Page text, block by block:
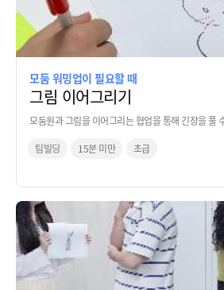
모둠 워밍업이 필요할 때
그림 이어그리기
모둠원과 그림을 이어그리는 협업을 통해 긴장을 풀
팀빌딩 15분 미만 초급